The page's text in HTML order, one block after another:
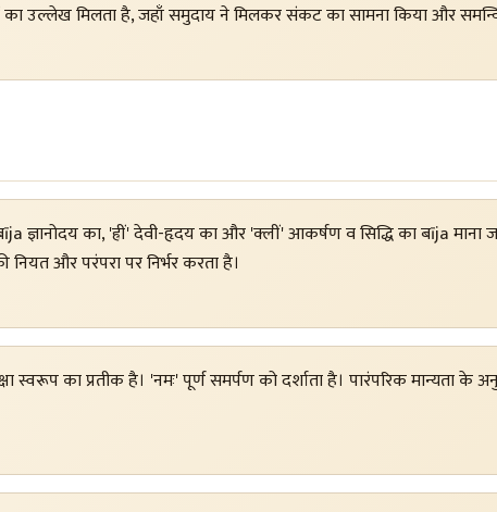
उल्लेख मिलता है, जहाँ समुदाय ने मिलकर संकट का सामना किया और
का, 'ह्रीं' देवी-हृदय का और 'क्लीं' आकर्षण व सिद्धि का बīja माना
और परंपरा पर निर्भर करता है।
स्वरूप का प्रतीक है। 'नमः' पूर्ण समर्पण को दर्शाता है। पारंपरिक मान्यता के